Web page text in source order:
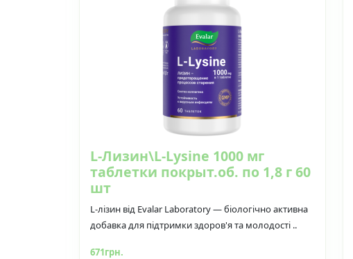
L-Лизин\L-Lysine 1000 мг
таблетки покрыт.об. по 1,8 г 60
шт
L-лізин від Evalar Laboratory — біологічно активна
добавка для підтримки здоров'я та молодості ..
671грн.